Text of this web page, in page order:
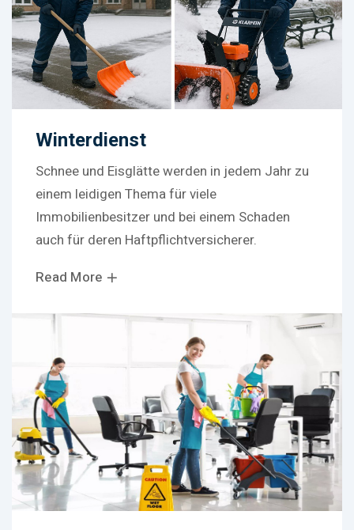
Winterdienst
Schnee und Eisglätte werden in jedem Jahr zu
einem leidigen Thema für viele
Immobilienbesitzer und bei einem Schaden
auch für deren Haftpflichtversicherer.
Read More